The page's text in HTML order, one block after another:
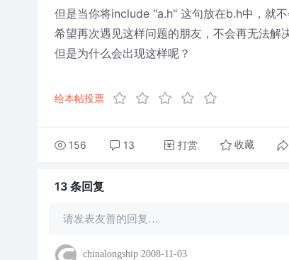
但是当你将include "a.h" 这句放在b.h中，就
希望再次遇见这样问题的朋友，不会再无法解
但是为什么会出现这样呢？
给本帖投票
156 13 打赏 收藏
13 条回复
请发表友善的回复…
chinalongship 2008-11-03